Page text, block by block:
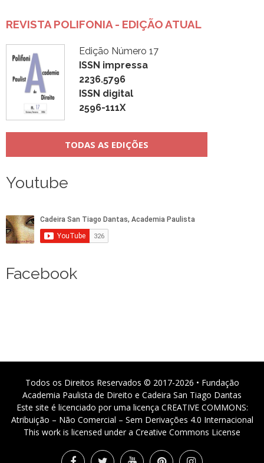
REVISTA POLIFONIA - EDIÇÃO ATUAL
Edição Número 17
ISSN impressa
2236.5796
ISSN digital
2596-111X
TODAS AS EDIÇÕES
Youtube
Facebook
Todos os Direitos Reservados © 2017-2026 • Fundação
Academia Paulista de Direito e Cadeira San Tiago Dantas
Este site é licenciado por uma licença CREATIVE COMMONS:
Atribuição – Não Comercial – Sem Derivações 4.0 Internacional
This work is licensed under a Creative Commons License